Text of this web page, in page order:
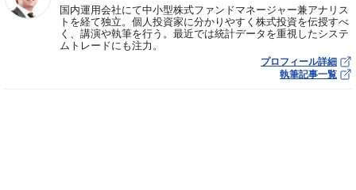
国内運用会社にて中小型株式ファンドマネージャー兼アナリス
トを経て独立。個人投資家に分かりやすく株式投資を伝授すべ
く、講演や執筆を行う。最近では統計データを重視したシステ
ムトレードにも注力。
プロフィール詳細
執筆記事一覧